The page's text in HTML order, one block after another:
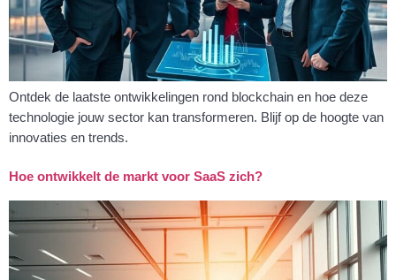
Ontdek de laatste ontwikkelingen rond blockchain en hoe deze
technologie jouw sector kan transformeren. Blijf op de hoogte van
innovaties en trends.
Hoe ontwikkelt de markt voor SaaS zich?